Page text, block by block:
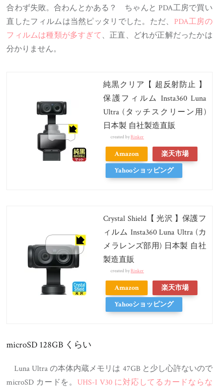
合わず失敗。合わんとかある？ ちゃんと PDA工房で買い
直したフィルムは当然ピッタリでした。ただ、 PDA工房の
フィルムは種類が多すぎて、正直、どれが正解だったかは
分かりません。
純黒クリア【 超反射防止 】
保護フィルム Insta360 Luna
Ultra (タッチスクリーン用)
日本製 自社製造直販
created byRinker
Amazon
楽天市場
Yahooショッピング
Crystal Shield【 光沢 】保護フ
ィルム Insta360 Luna Ultra (カ
メラレンズ部用) 日本製 自社
製造直販
created byRinker
Amazon
楽天市場
Yahooショッピング
microSD 128GB くらい
Luna Ultra の本体内蔵メモリは 47GB と少し心許ないので
microSD カードを。 UHS-I V30 に対応してるカードならな